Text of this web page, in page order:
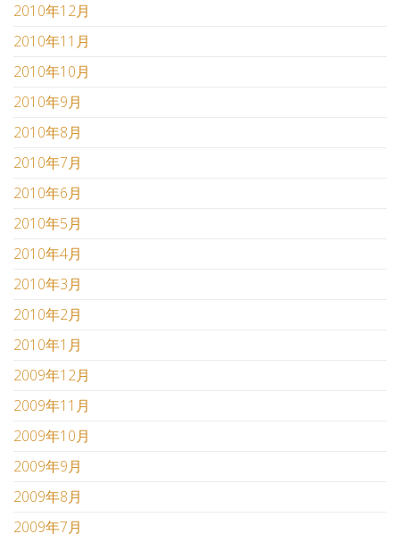
2010年12月
2010年11月
2010年10月
2010年9月
2010年8月
2010年7月
2010年6月
2010年5月
2010年4月
2010年3月
2010年2月
2010年1月
2009年12月
2009年11月
2009年10月
2009年9月
2009年8月
2009年7月